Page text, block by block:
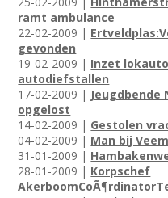
ramt ambulance
22-02-2009 |
gevonden
19-02-2009 | Inzet
autodiefstallen
17-02-2009 | Jeugdbende
opgelost
14-02-2009 | Gestolen
04-02-2009 | Man bij
31-01-2009 |
28-01-2009 | Korpschef